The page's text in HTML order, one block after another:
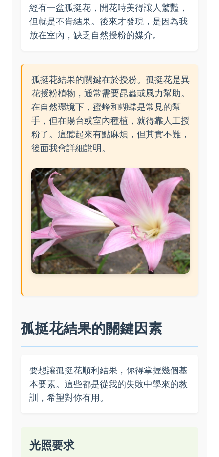
經有一盆孤挺花，開花時美得讓人驚豔，
但就是不肯結果。後來才發現，是因為我
放在室內，缺乏自然授粉的媒介。
孤挺花結果的關鍵在於授粉。孤挺花是異
花授粉植物，通常需要昆蟲或風力幫助。
在自然環境下，蜜蜂和蝴蝶是常見的幫
手，但在陽台或室內種植，就得靠人工授
粉了。這聽起來有點麻煩，但其實不難，
後面我會詳細說明。
孤挺花結果的關鍵因素
要想讓孤挺花順利結果，你得掌握幾個基
本要素。這些都是從我的失敗中學來的教
訓，希望對你有用。
光照要求